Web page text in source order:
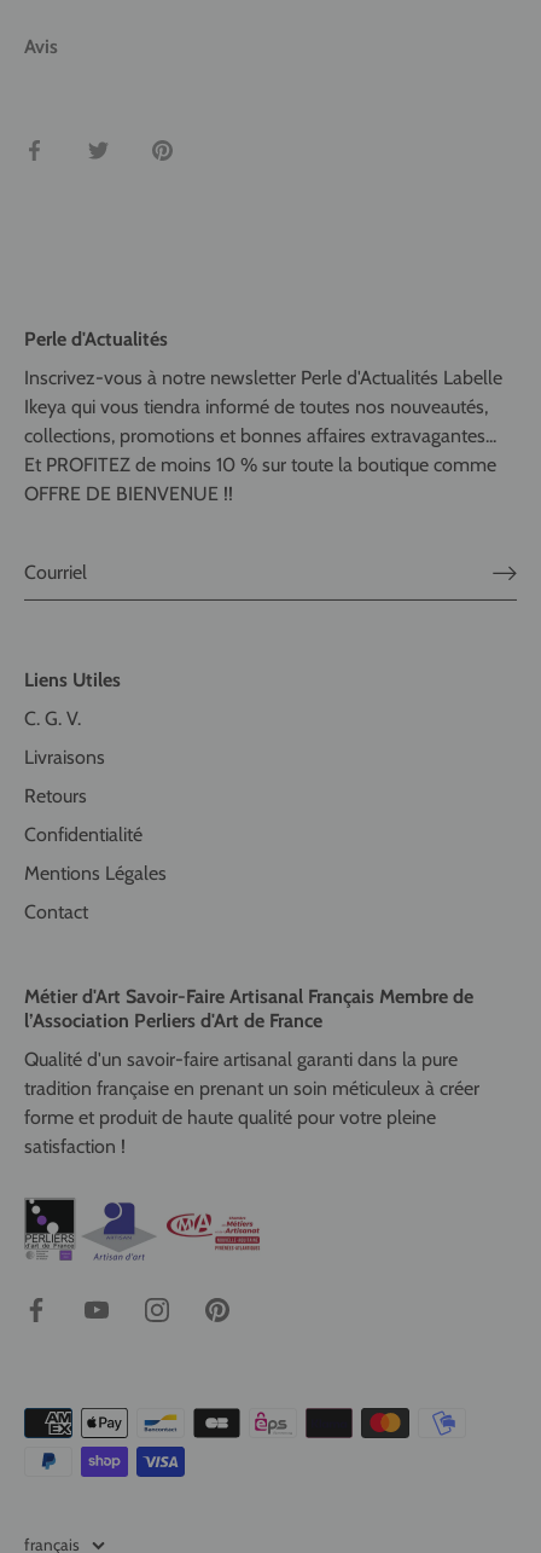
Avis
Partager TweeterÉpingler
Perle d'Actualités
Inscrivez-vous à notre newsletter Perle d'Actualités Labelle
Ikeya qui vous tiendra informé de toutes nos nouveautés,
collections, promotions et bonnes affaires extravagantes...
Et PROFITEZ de moins 10 % sur toute la boutique comme
OFFRE DE BIENVENUE !!
Liens Utiles
C. G. V.
Livraisons
Retours
Confidentialité
Mentions Légales
Contact
Métier d'Art Savoir-Faire Artisanal Français Membre de
l’Association Perliers d'Art de France
Qualité d'un savoir-faire artisanal garanti dans la pure
tradition française en prenant un soin méticuleux à créer
forme et produit de haute qualité pour votre pleine
satisfaction !
français